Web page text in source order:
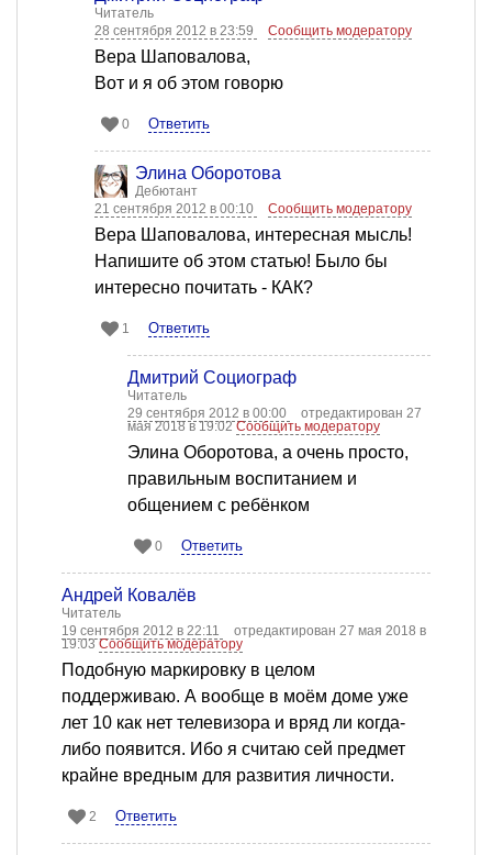
Читатель
28 сентября 2012 в 23:59
Сообщить модератору
Вера Шаповалова,
Вот и я об этом говорю
0 Ответить
Элина Оборотова
Дебютант
21 сентября 2012 в 00:10
Сообщить модератору
Вера Шаповалова, интересная мысль!
Напишите об этом статью! Было бы
интересно почитать - КАК?
1 Ответить
Дмитрий Социограф
Читатель
29 сентября 2012 в 00:00
отредактирован 27
мая 2018 в 19:02Сообщить модератору
Элина Оборотова, а очень просто,
правильным воспитанием и
общением с ребёнком
0 Ответить
Андрей Ковалёв
Читатель
19 сентября 2012 в 22:11
отредактирован 27 мая 2018 в
19:03Сообщить модератору
Подобную маркировку в целом
поддерживаю. А вообще в моём доме уже
лет 10 как нет телевизора и вряд ли когда-
либо появится. Ибо я считаю сей предмет
крайне вредным для развития личности.
2 Ответить